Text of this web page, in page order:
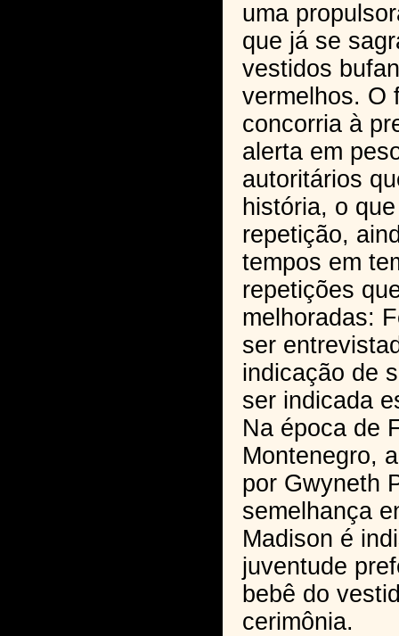
uma
que já se
vestidos
vermelhos. O
concorria à
alerta em
autoritários
história, o
repetição,
tempos em
repetições
melhoradas:
ser
indicação de
ser indicada
Na época de
Montenegro,
por Gwyneth
semelhança
Madison é
juventude
bebê do
cerimônia.